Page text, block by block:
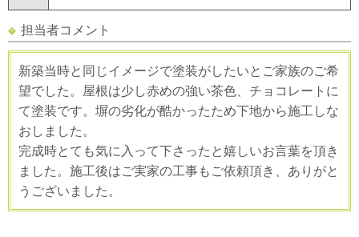
担当者コメント
新築当時と同じイメージで塗装がしたいとご家族のご希
望でした。屋根は少し赤めの強い茶色、チョコレートに
て塗装です。塀の劣化が酷かったため下地から施工しな
おしました。
完成時とても気に入って下さったと嬉しいお言葉を頂き
ました。施工後はご実家の工事もご依頼頂き、ありがと
うございました。